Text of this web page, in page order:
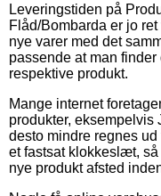
Leveringstiden på
Flåd/Bombarda er jo
nye varer med det
passende at man
respektive produkt.
Mange internet
produkter,
desto mindre regnes
et fastsat klokkeslæt,
nye produkt afsted